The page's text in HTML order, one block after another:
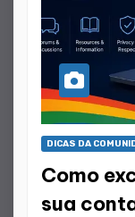
DICAS DA
Como
sua